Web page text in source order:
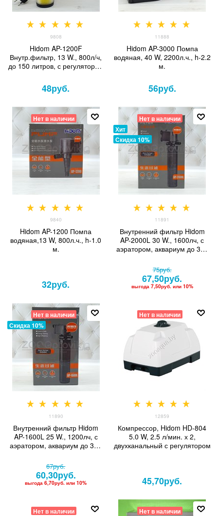
9808
Hidom AP-1200F
Внутр.фильтр, 13 W., 800л/ч,
до 150 литров, с регулятором
48руб.
11888
Hidom AP-3000 Помпа
водяная, 40 W, 2200л.ч., h-2.2
м.
56руб.
Нет в наличии
9840
Hidom AP-1200 Помпа
водяная,13 W, 800л.ч., h-1.0
м.
32руб.
Нет в наличии
Хит
Скидка 10%
11891
Внутренний фильтр Hidom
AP-2000L 30 W., 1600лч, с
аэратором, аквариум до 350
75руб.
67,50руб.
выгода 7,50руб.или 10%
Нет в наличии
Скидка 10%
11890
Внутренний фильтр Hidom
AP-1600L 25 W., 1200лч, с
аэратором, аквариум до 300
67руб.
60,30руб.
выгода6,70руб.или10%
Нет в наличии
12859
Компрессор, Hidom HD-804
5.0 W, 2.5 л/мин. х 2,
двухканальный с регулятором
45,70руб.
Нет в наличии Нет в наличии